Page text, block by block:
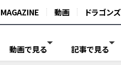
MAGAZINE 動画 ドラゴンズ
動画で見る 記事で見る